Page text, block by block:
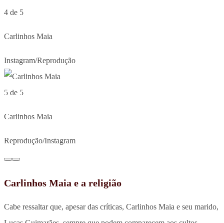
4 de 5
Carlinhos Maia
Instagram/Reprodução
5 de 5
Carlinhos Maia
Reprodução/Instagram
Carlinhos Maia e a religião
Cabe ressaltar que, apesar das críticas, Carlinhos Maia e seu marido,